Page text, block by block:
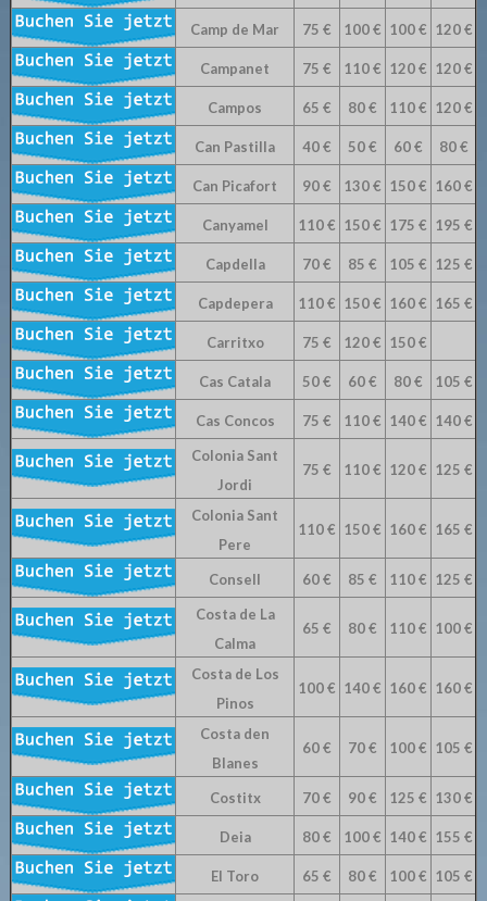
Camp de Mar 75 € 100 € 100 € 120 €
Campanet 75 € 110 € 120 € 120 €
Campos 65 € 80 € 110 € 120 €
Can Pastilla 40 € 50 € 60 € 80 €
Can Picafort 90 € 130 € 150 € 160 €
Canyamel 110 € 150 € 175 € 195 €
Capdella 70 € 85 € 105 € 125 €
Capdepera 110 € 150 € 160 € 165 €
Carritxo 75 € 120 € 150 €
Cas Catala 50 € 60 € 80 € 105 €
Cas Concos 75 € 110 € 140 € 140 €
Colonia Sant
Jordi
75 € 110 € 120 € 125 €
Colonia Sant
Pere
110 € 150 € 160 € 165 €
Consell 60 € 85 € 110 € 125 €
Costa de La
Calma
65 € 80 € 110 € 100 €
Costa de Los
Pinos
100 € 140 € 160 € 160 €
Costa den
Blanes
60 € 70 € 100 € 105 €
Costitx 70 € 90 € 125 € 130 €
Deia 80 € 100 € 140 € 155 €
El Toro 65 € 80 € 100 € 105 €